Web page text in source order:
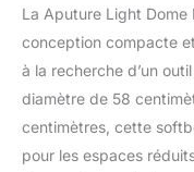
La Aputure Light
conception compacte
à la recherche d’un
diamètre de 58
centimètres, cette
pour les espaces